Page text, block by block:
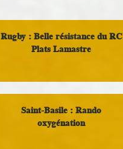
Rugby : Belle résistance du RC
Plats Lamastre
Loisirs
Saint-Basile : Rando
oxygénation